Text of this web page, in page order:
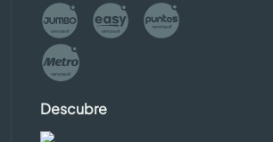
Descubre